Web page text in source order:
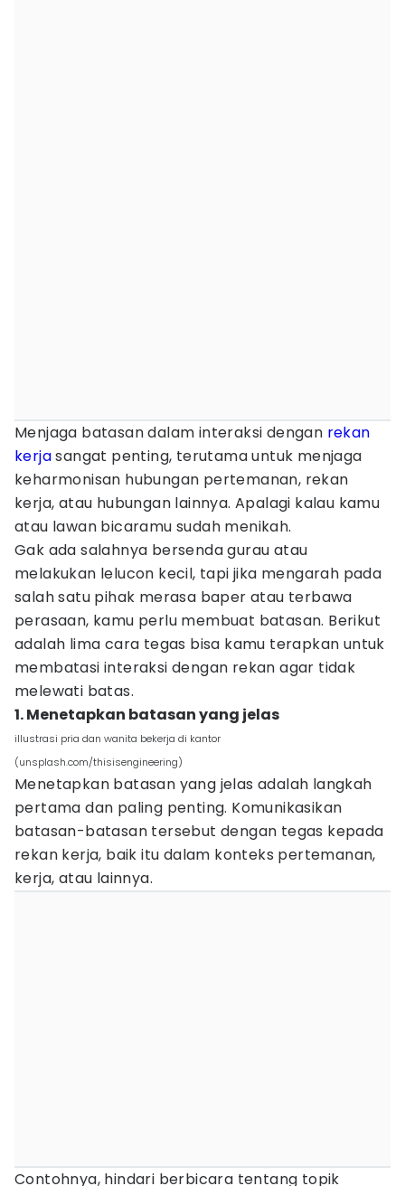
Menjaga batasan dalam interaksi dengan rekan
kerjasangat penting, terutama untuk menjaga
keharmonisan hubungan pertemanan, rekan
kerja, atau hubungan lainnya. Apalagi kalau kamu
atau lawan bicaramu sudah menikah.
Gak ada salahnya bersenda gurau atau
melakukan lelucon kecil, tapi jika mengarah pada
salah satu pihak merasa baper atau terbawa
perasaan, kamu perlu membuat batasan. Berikut
adalah lima cara tegas bisa kamu terapkan untuk
membatasi interaksi dengan rekan agar tidak
melewati batas.
1. Menetapkan batasan yang jelas
illustrasi pria dan wanita bekerja di kantor
(unsplash.com/thisisengineering)
Menetapkan batasan yang jelas adalah langkah
pertama dan paling penting. Komunikasikan
batasan-batasan tersebut dengan tegas kepada
rekan kerja, baik itu dalam konteks pertemanan,
kerja, atau lainnya.
Contohnya, hindari berbicara tentang topik